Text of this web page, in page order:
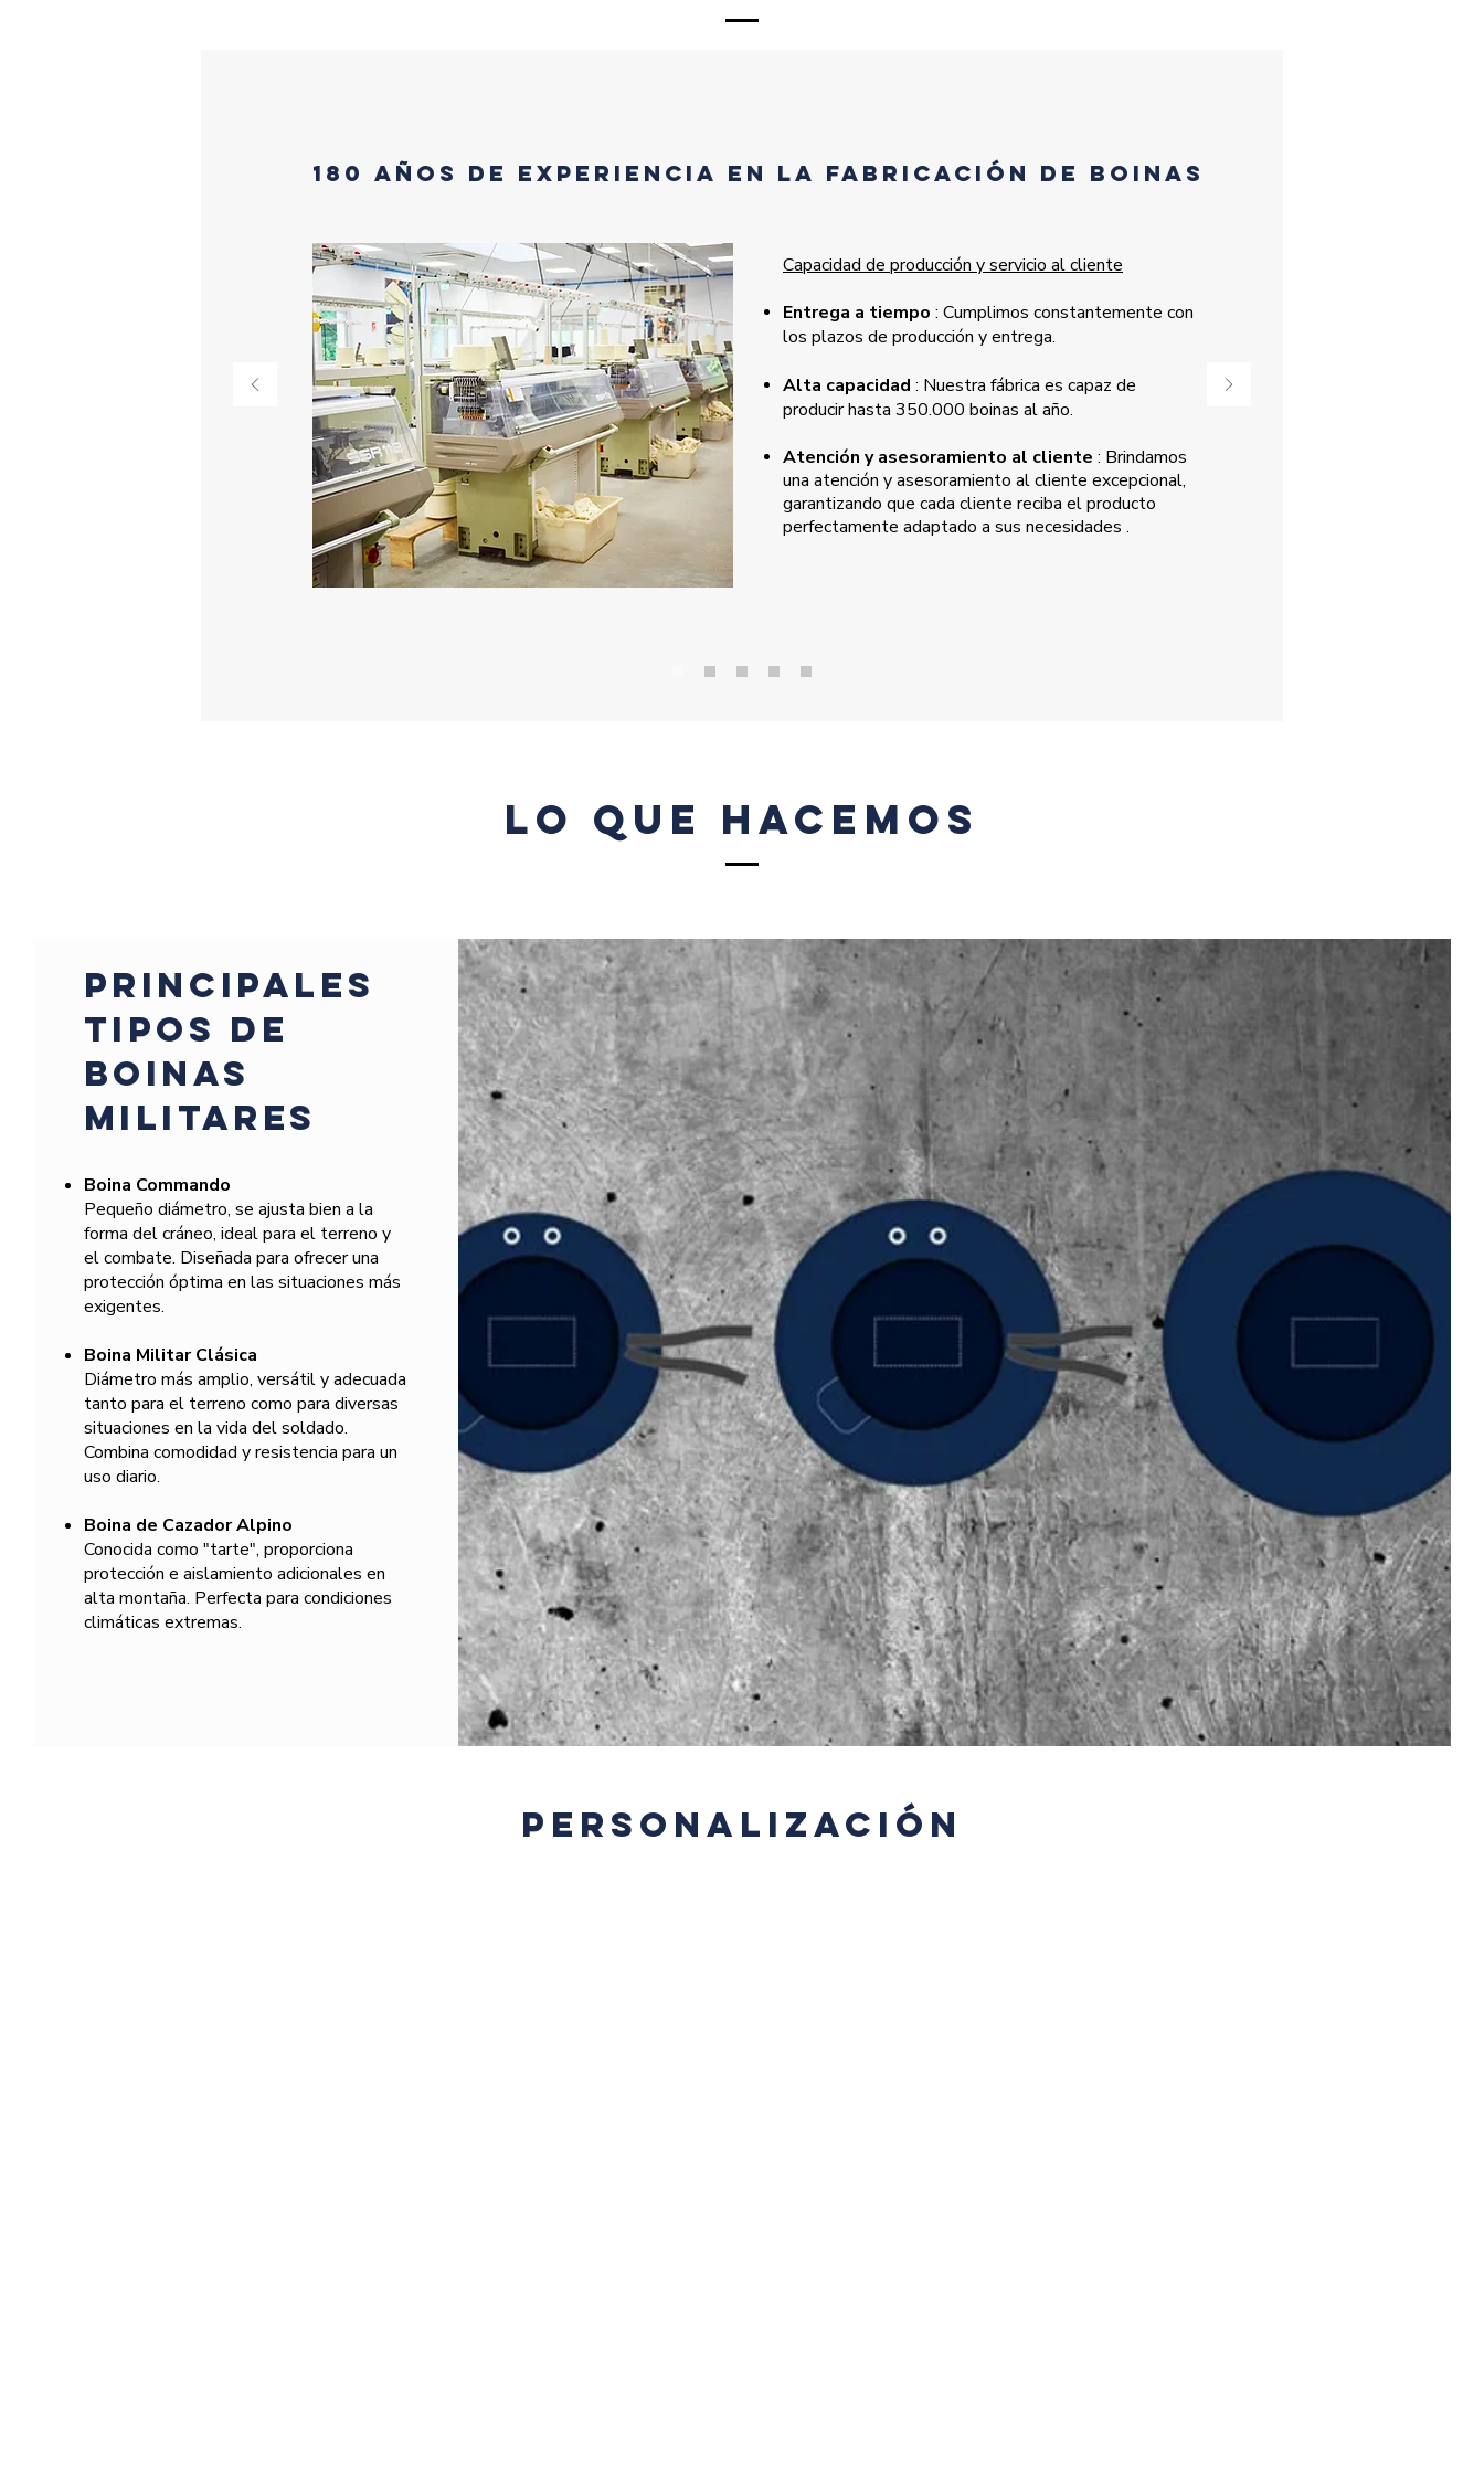
180 años de experiencia en la fabricación de boinas
Capacidad de producción y servicio al cliente
Entrega a tiempo : Cumplimos constantemente con
los plazos de producción y entrega.
Alta capacidad : Nuestra fábrica es capaz de
producir hasta 350.000 boinas al año.
Atención y asesoramiento al cliente : Brindamos
una atención y asesoramiento al cliente excepcional,
garantizando que cada cliente reciba el producto
perfectamente adaptado a sus necesidades .
LO QUE HACEMOS
Principales
tipos de
boinas
MILITARES
Boina Commando
Pequeño diámetro, se ajusta bien a la
forma del cráneo, ideal para el terreno y
el combate. Diseñada para ofrecer una
protección óptima en las situaciones más
exigentes.
Boina Militar Clásica
Diámetro más amplio, versátil y adecuada
tanto para el terreno como para diversas
situaciones en la vida del soldado.
Combina comodidad y resistencia para un
uso diario.
Boina de Cazador Alpino
Conocida como "tarte", proporciona
protección e aislamiento adicionales en
alta montaña. Perfecta para condiciones
climáticas extremas.
Personalización